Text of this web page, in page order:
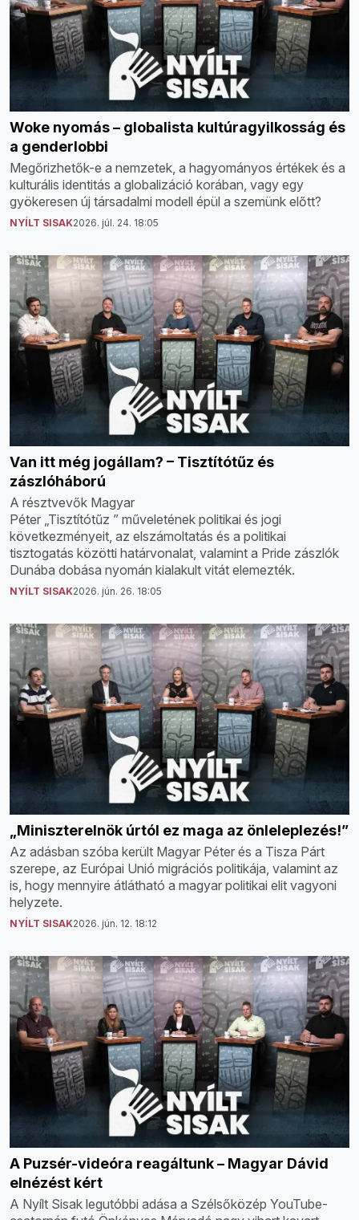
Woke nyomás – globalista kultúragyilkosság és
a genderlobbi
Megőrizhetők-e a nemzetek, a hagyományos értékek és a
kulturális identitás a globalizáció korában, vagy egy
gyökeresen új társadalmi modell épül a szemünk előtt?
NYÍLT SISAK2026. júl. 24. 18:05
Van itt még jogállam? – Tisztítótűz és
zászlóháború
A résztvevők Magyar
Péter „Tisztítótűz ” műveletének politikai és jogi
következményeit, az elszámoltatás és a politikai
tisztogatás közötti határvonalat, valamint a Pride zászlók
Dunába dobása nyomán kialakult vitát elemezték.
NYÍLT SISAK2026. jún. 26. 18:05
„Miniszterelnök úrtól ez maga az önleleplezés!”
Az adásban szóba került Magyar Péter és a Tisza Párt
szerepe, az Európai Unió migrációs politikája, valamint az
is, hogy mennyire átlátható a magyar politikai elit vagyoni
helyzete.
NYÍLT SISAK2026. jún. 12. 18:12
A Puzsér-videóra reagáltunk – Magyar Dávid
elnézést kért
A Nyílt Sisak legutóbbi adása a Szélsőközép YouTube-